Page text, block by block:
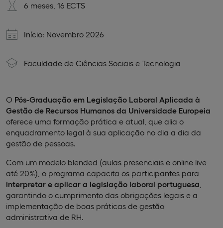
6 meses, 16 ECTS
Início: Novembro 2026
Faculdade de Ciências Sociais e Tecnologia
O Pós-Graduação em Legislação Laboral Aplicada à
Gestão de Recursos Humanos da Universidade Europeia
oferece uma formação prática e atual, que alia o
enquadramento legal à sua aplicação no dia a dia da
gestão de pessoas.
Com um modelo blended (aulas presenciais e online live
até 20%), o programa capacita os participantes para
interpretar e aplicar a legislação laboral portuguesa
garantindo o cumprimento das obrigações legais e a
implementação de boas práticas de gestão
administrativa de RH.